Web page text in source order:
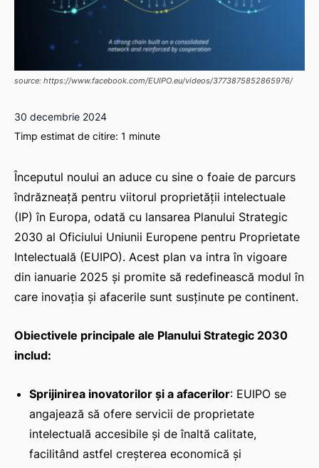
source: https://www.facebook.com/EUIPO.eu/videos/3773875852865976/
30 decembrie 2024
Timp estimat de citire: 1 minute
Începutul noului an aduce cu sine o foaie de parcurs
îndrăzneață pentru viitorul proprietății intelectuale
(IP) în Europa, odată cu lansarea Planului Strategic
2030 al Oficiului Uniunii Europene pentru Proprietate
Intelectuală (EUIPO). Acest plan va intra în vigoare
din ianuarie 2025 și promite să redefinească modul în
care inovația și afacerile sunt susținute pe continent.
Obiectivele principale ale Planului Strategic 2030
includ:
Sprijinirea inovatorilor și a afacerilor: EUIPO se
angajează să ofere servicii de proprietate
intelectuală accesibile și de înaltă calitate,
facilitând astfel creșterea economică și